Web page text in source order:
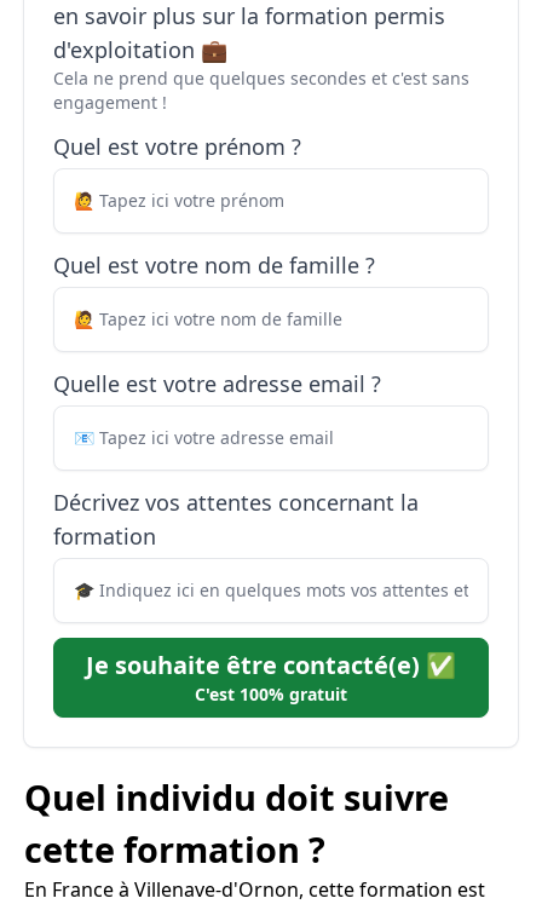
en savoir plus sur la formation permis
d'exploitation 💼
Cela ne prend que quelques secondes et c'est sans
engagement !
Quel est votre prénom ?
Quel est votre nom de famille ?
Quelle est votre adresse email ?
Décrivez vos attentes concernant la
formation
Je souhaite être contacté(e) ✅
C'est 100% gratuit
Quel individu doit suivre
cette formation ?
En France à Villenave-d'Ornon, cette formation est